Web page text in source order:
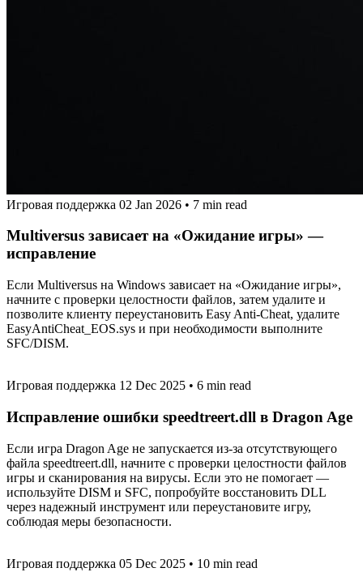
Игровая поддержка 02 Jan 2026 • 7 min read
Multiversus зависает на «Ожидание игры» —
исправление
Если Multiversus на Windows зависает на «Ожидание игры»,
начните с проверки целостности файлов, затем удалите и
позволите клиенту переустановить Easy Anti-Cheat, удалите
EasyAntiCheat_EOS.sys и при необходимости выполните
SFC/DISM.
Игровая поддержка 12 Dec 2025 • 6 min read
Исправление ошибки speedtreert.dll в Dragon Age
Если игра Dragon Age не запускается из‑за отсутствующего
файла speedtreert.dll, начните с проверки целостности файлов
игры и сканирования на вирусы. Если это не помогает —
используйте DISM и SFC, попробуйте восстановить DLL
через надежный инструмент или переустановите игру,
соблюдая меры безопасности.
Игровая поддержка 05 Dec 2025 • 10 min read